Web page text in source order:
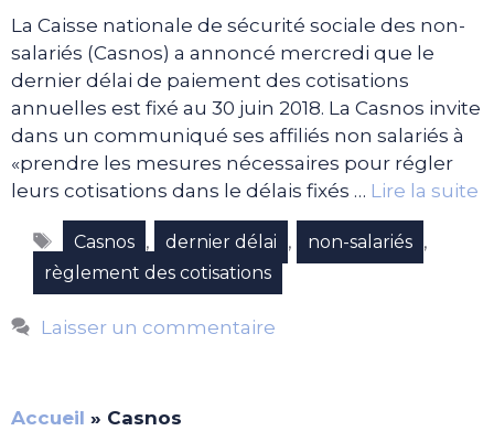
La Caisse nationale de sécurité sociale des non-
salariés (Casnos) a annoncé mercredi que le
dernier délai de paiement des cotisations
annuelles est fixé au 30 juin 2018. La Casnos invite
dans un communiqué ses affiliés non salariés à
«prendre les mesures nécessaires pour régler
leurs cotisations dans le délais fixés … Lire la suite
Étiquettes
Casnos , dernier délai , non-salariés ,
règlement des cotisations
Laisser un commentaire
Accueil » Casnos